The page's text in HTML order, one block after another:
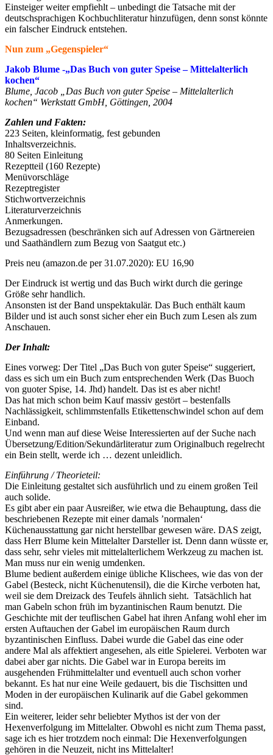
Einsteiger weiter empfiehlt – unbedingt die Tatsache mit der
deutschsprachigen Kochbuchliteratur hinzufügen, denn sonst könnte
ein falscher Eindruck entstehen.
Nun zum „Gegenspieler“
Jakob Blume -„Das Buch von guter Speise – Mittelalterlich
kochen“
Blume, Jacob „Das Buch von guter Speise – Mittelalterlich
kochen“ Werkstatt GmbH, Göttingen, 2004
Zahlen und Fakten:
223 Seiten, kleinformatig, fest gebunden
Inhaltsverzeichnis.
80 Seiten Einleitung
Rezeptteil (160 Rezepte)
Menüvorschläge
Rezeptregister
Stichwortverzeichnis
Literaturverzeichnis
Anmerkungen.
Bezugsadressen (beschränken sich auf Adressen von Gärtnereien
und Saathändlern zum Bezug von Saatgut etc.)
Preis neu (amazon.de per 31.07.2020): EU 16,90
Der Eindruck ist wertig und das Buch wirkt durch die geringe
Größe sehr handlich.
Ansonsten ist der Band unspektakulär. Das Buch enthält kaum
Bilder und ist auch sonst sicher eher ein Buch zum Lesen als zum
Anschauen.
Der Inhalt:
Eines vorweg: Der Titel „Das Buch von guter Speise“ suggeriert,
dass es sich um ein Buch zum entsprechenden Werk (Das Buoch
von guoter Spise, 14. Jhd) handelt. Das ist es aber nicht!
Das hat mich schon beim Kauf massiv gestört – bestenfalls
Nachlässigkeit, schlimmstenfalls Etikettenschwindel schon auf dem
Einband.
Und wenn man auf diese Weise Interessierten auf der Suche nach
Übersetzung/Edition/Sekundärliteratur zum Originalbuch regelrecht
ein Bein stellt, werde ich … dezent unleidlich.
Einführung / Theorieteil:
Die Einleitung gestaltet sich ausführlich und zu einem großen Teil
auch solide.
Es gibt aber ein paar Ausreißer, wie etwa die Behauptung, dass die
beschriebenen Rezepte mit einer damals ’normalen‘
Küchenausstattung gar nicht herstellbar gewesen wäre. DAS zeigt,
dass Herr Blume kein Mittelalter Darsteller ist. Denn dann wüsste er,
dass sehr, sehr vieles mit mittelalterlichem Werkzeug zu machen ist.
Man muss nur ein wenig umdenken.
Blume bedient außerdem einige übliche Klischees, wie das von der
Gabel (Besteck, nicht Küchenutensil), die die Kirche verboten hat,
weil sie dem Dreizack des Teufels ähnlich sieht. Tatsächlich hat
man Gabeln schon früh im byzantinischen Raum benutzt. Die
Geschichte mit der teuflischen Gabel hat ihren Anfang wohl eher im
ersten Auftauchen der Gabel im europäischen Raum durch
byzantinischen Einfluss. Dabei wurde die Gabel das eine oder
andere Mal als affektiert angesehen, als eitle Spielerei. Verboten war
dabei aber gar nichts. Die Gabel war in Europa bereits im
ausgehenden Frühmittelalter und eventuell auch schon vorher
bekannt. Es hat nur eine Weile gedauert, bis die Tischsitten und
Moden in der europäischen Kulinarik auf die Gabel gekommen
sind.
Ein weiterer, leider sehr beliebter Mythos ist der von der
Hexenverfolgung im Mittelalter. Obwohl es nicht zum Thema passt,
sage ich es hier trotzdem noch einmal: Die Hexenverfolgungen
gehören in die Neuzeit, nicht ins Mittelalter!